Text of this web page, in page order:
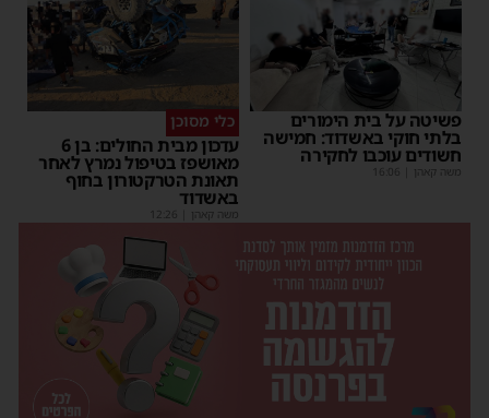
פשיטה על בית הימורים
בלתי חוקי באשדוד: חמישה
חשודים עוכבו לחקירה
משה קאהן 16:06
כלי מסוכן
עדכון מבית החולים: בן 6
מאושפז בטיפול נמרץ לאחר
תאונת הטרקטורון בחוף
באשדוד
משה קאהן 12:26